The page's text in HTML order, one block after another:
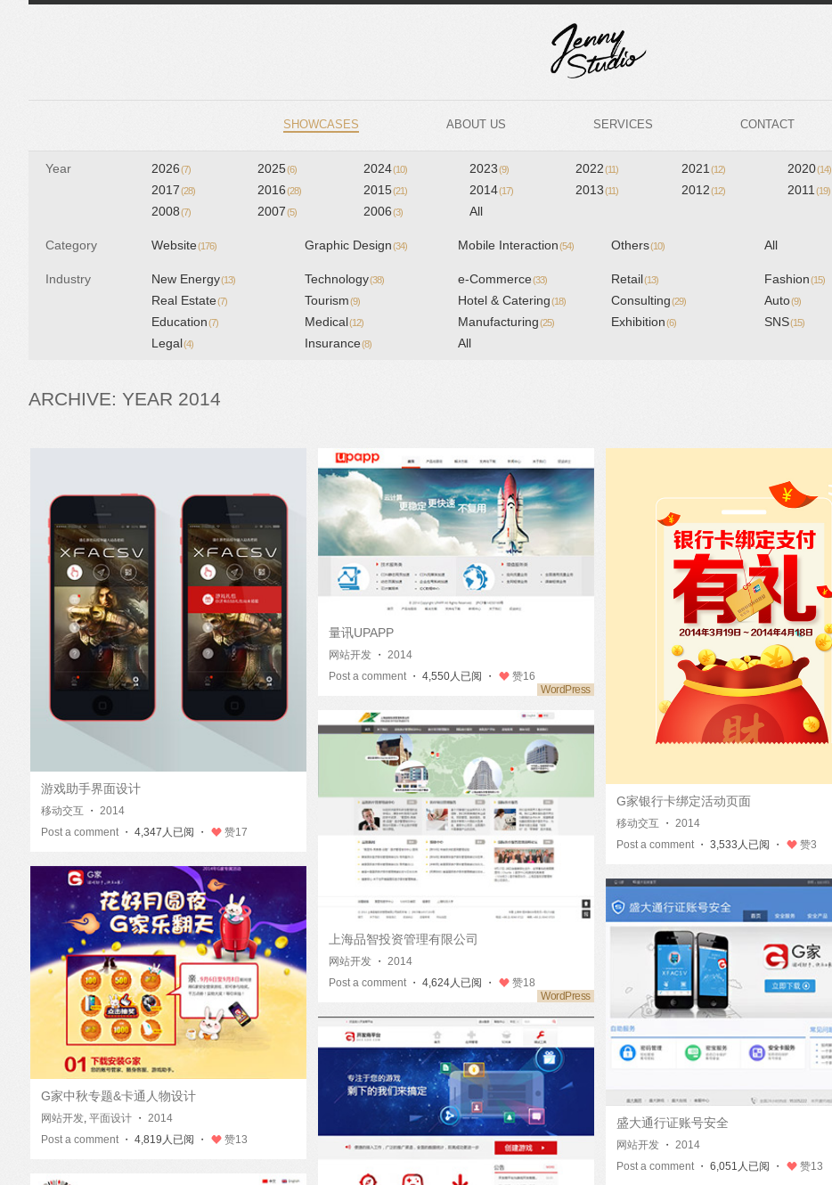
SHOWCASES ABOUT US SERVICES CONTACT
Year 2026(7) 2025(6) 2024(10) 2023(9) 2022(11) 2021 (12) 2020(14)
2017(28) 2016(28) 2015(21) 2014(17) 2013(11) 2012(12) 2011 (19)
2008(7) 2007(5) 2006(3) All
Category Website(176) Graphic Design(34) Mobile Interaction(54) Others(10) All
Industry New Energy(13) Technology(38) e-Commerce(33) Retail(13) Fashion(15)
Real Estate(7) Tourism(9) Hotel & Catering(18) Consulting(29) Auto(9)
Education(7) Medical(12) Manufacturing(25) Exhibition(6) SNS(15)
Legal(4) Insurance(8) All
ARCHIVE: YEAR 2014
游戏助手界面设计
移动交互 ・ 2014
Post a comment ・ 4,347人已阅 ・ 赞17
量讯UPAPP
网站开发 ・ 2014
Post a comment・ 4,550人已阅 ・ 赞16
G家银行卡绑定活动页面
移动交互 ・ 2014
Post a comment ・ 3,533人已阅 ・ 赞3
上海品智投资管理有限公司
网站开发 ・ 2014
Post a comment ・ 4,624人已阅 ・ 赞18
G家中秋专题&卡通人物设计
网站开发, 平面设计 ・ 2014
Post a comment・ 4,819人已阅 ・ 赞13
盛大通行证账号安全
网站开发 ・ 2014
Post a comment ・ 6,051人已阅 ・ 赞13